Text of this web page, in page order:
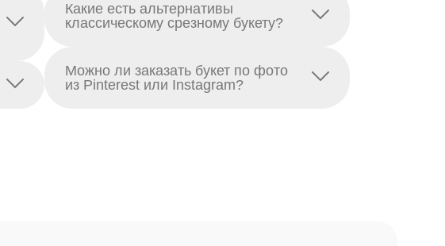
Какие есть альтернативы
классическому срезному букету?
Можно ли заказать букет по фото
из Pinterest или Instagram?